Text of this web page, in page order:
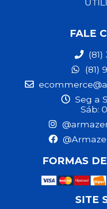
FALE
(81)
(81)
Seg a
Sáb:
FORMAS
SITE